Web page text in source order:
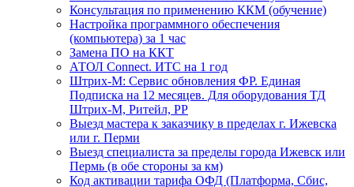
Консультация по применению ККМ (обучение)
Настройка программного обеспечения
(компьютера) за 1 час
Замена ПО на ККТ
АТОЛ Connect. ИТС на 1 год
Штрих-М: Сервис обновления ФР. Единая
Подписка на 12 месяцев. Для оборудования ТД
Штрих-М, Ритейл, РР
Выезд мастера к заказчику в пределах г. Ижевска
или г. Перми
Выезд специалиста за пределы города Ижевск или
Пермь (в обе стороны за км)
Код активации тарифа ОФД (Платформа, Сбис,